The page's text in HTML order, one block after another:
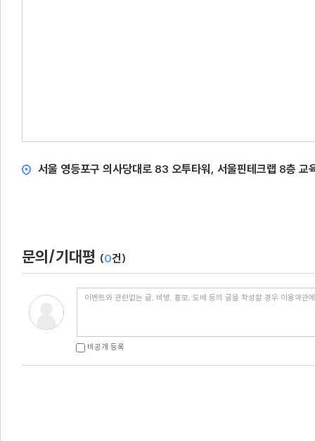
서울 영등포구 의사당대로 83 오투타워, 서울핀테크랩 8층 교
문의/기대평 (0건)
비공개 등록